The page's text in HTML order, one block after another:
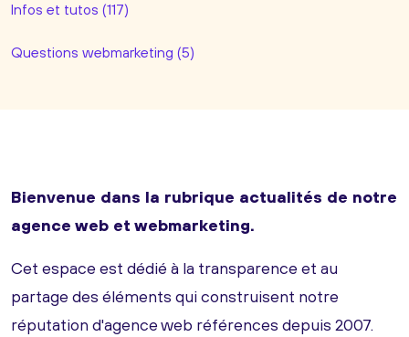
Infos et tutos (117)
Questions webmarketing (5)
Bienvenue dans la rubrique actualités de notre
agence web et webmarketing.
Cet espace est dédié à la transparence et au
partage des éléments qui construisent notre
réputation d'agence web références depuis 2007.